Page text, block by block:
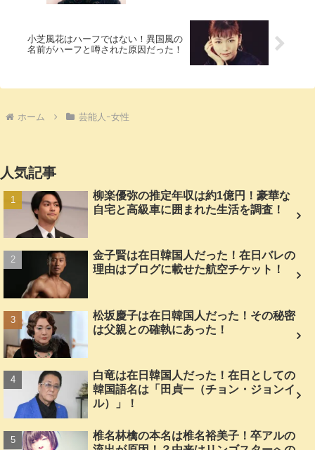
小芝風花はハーフではない！異国風の
名前がハーフと噂された原因だった！
ホーム 芸能人ｰ女性
人気記事
柳楽優弥の推定年収は約1億円！豪華な
自宅と高級車に囲まれた生活を調査！
金子賢は在日韓国人だった！在日バレの
理由はブログに載せた航空チケット！
松坂慶子は在日韓国人だった！その秘密
は父親との確執にあった！
白竜は在日韓国人だった！在日としての
韓国語名は「田貞一（チョン・ジョンイ
ル）」！
椎名林檎の本名は椎名裕美子！卒アルの